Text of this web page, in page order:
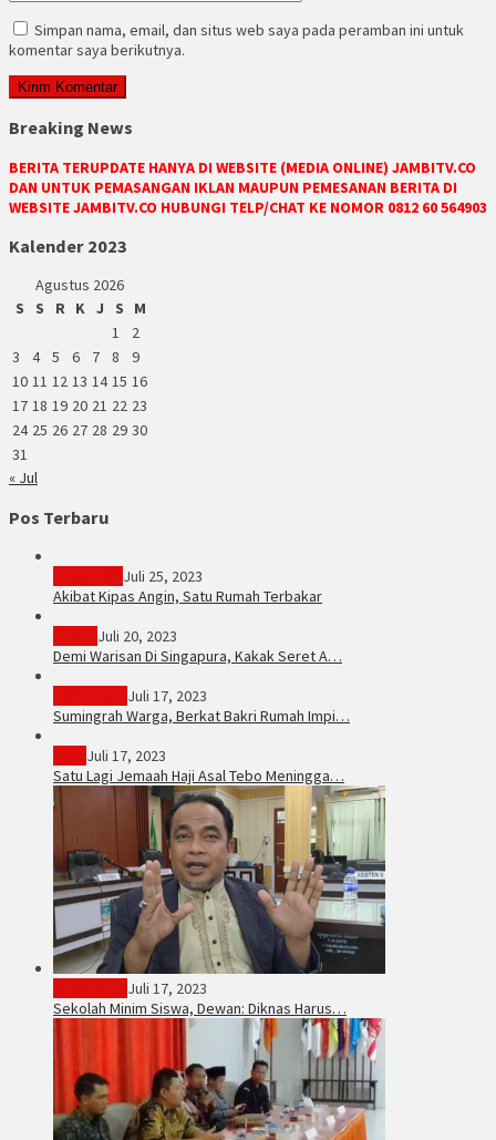
Simpan nama, email, dan situs web saya pada peramban ini untuk
komentar saya berikutnya.
Breaking News
BERITA TERUPDATE HANYA DI WEBSITE (MEDIA ONLINE) JAMBITV.CO
DAN UNTUK PEMASANGAN IKLAN MAUPUN PEMESANAN BERITA DI
WEBSITE JAMBITV.CO HUBUNGI TELP/CHAT KE NOMOR 0812 60 564903
Kalender 2023
Agustus 2026
S
S R K J S
M
1
2
3
4 5 6 7 8
9
10 11 12 13 14 15 16
17 18 19 20 21 22 23
24 25 26 27 28 29 30
31
« Jul
Pos Terbaru
Juli 25, 2023
Akibat Kipas Angin, Satu Rumah Terbakar
Juli 20, 2023
Demi Warisan Di Singapura, Kakak Seret A…
Juli 17, 2023
Sumingrah Warga, Berkat Bakri Rumah Impi…
Juli 17, 2023
Satu Lagi Jemaah Haji Asal Tebo Meningga…
Juli 17, 2023
Sekolah Minim Siswa, Dewan: Diknas Harus…